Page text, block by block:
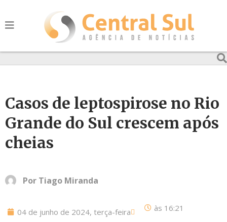
Casos de leptospirose no Rio
Grande do Sul crescem após
cheias
Por Tiago Miranda
04 de junho de 2024, terça-feira às 16:21